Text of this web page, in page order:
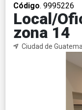
Código. 9995226
Local/
zona 14
Ciudad de